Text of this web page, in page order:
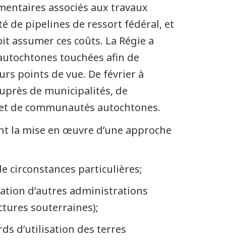
associés aux travaux
de pipelines de ressort fédéral, et
ces coûts. La Régie a
touchées afin de
points de vue. De février à
de municipalités, de
de communautés autochtones.
la mise en œuvre d’une approche
circonstances particulières;
d’autres administrations
souterraines);
d’utilisation des terres